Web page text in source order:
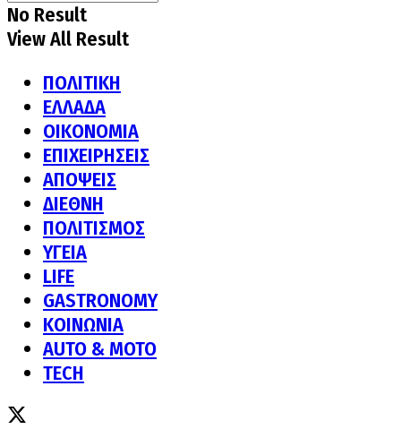
No Result
View All Result
ΠΟΛΙΤΙΚΗ
ΕΛΛΑΔΑ
ΟΙΚΟΝΟΜΙΑ
ΕΠΙΧΕΙΡΗΣΕΙΣ
ΑΠΟΨΕΙΣ
ΔΙΕΘΝΗ
ΠΟΛΙΤΙΣΜΟΣ
ΥΓΕΙΑ
LIFE
GASTRONOMY
ΚΟΙΝΩΝΙΑ
AUTO & MOTO
TECH